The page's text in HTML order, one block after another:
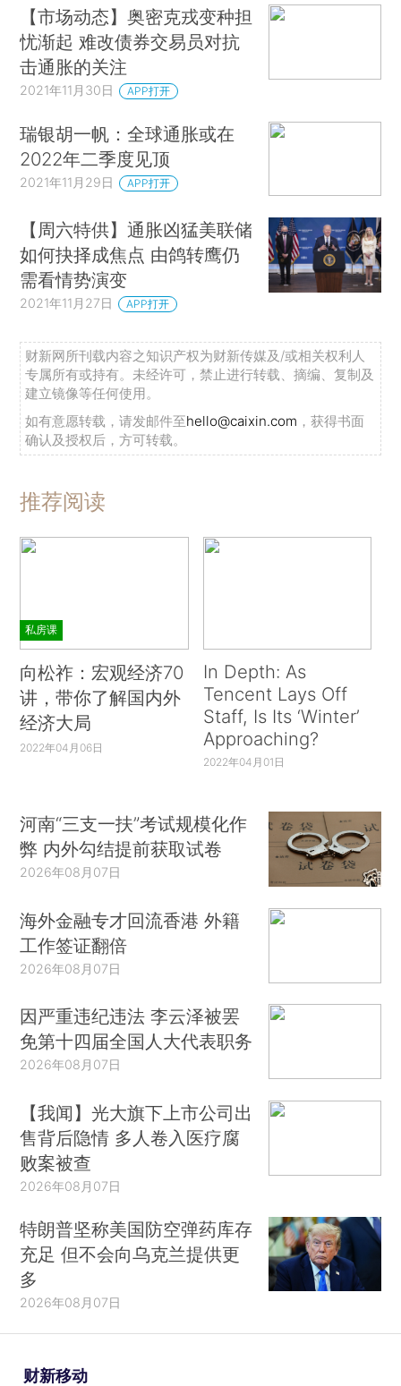
【市场动态】奥密克戎变种担
忧渐起 难改债券交易员对抗
击通胀的关注
2021年11月30日 APP打开
瑞银胡一帆：全球通胀或在
2022年二季度见顶
2021年11月29日 APP打开
【周六特供】通胀凶猛美联储
如何抉择成焦点 由鸽转鹰仍
需看情势演变
2021年11月27日 APP打开
财新网所刊载内容之知识产权为财新传媒及/或相关权利人
专属所有或持有。未经许可，禁止进行转载、摘编、复制及
建立镜像等任何使用。
如有意愿转载，请发邮件至hello@caixin.com ，获得书面
确认及授权后，方可转载。
推荐阅读
私房课
向松祚：宏观经济70
讲，带你了解国内外
经济大局
2022年04月06日
In Depth: As
Tencent Lays Off
Staff, Is Its ‘Winter’
Approaching?
2022年04月01日
河南“三支一扶”考试规模化作
弊 内外勾结提前获取试卷
2026年08月07日
海外金融专才回流香港 外籍
工作签证翻倍
2026年08月07日
因严重违纪违法 李云泽被罢
免第十四届全国人大代表职务
2026年08月07日
【我闻】光大旗下上市公司出
售背后隐情 多人卷入医疗腐
败案被查
2026年08月07日
特朗普坚称美国防空弹药库存
充足 但不会向乌克兰提供更
多
2026年08月07日
财新移动